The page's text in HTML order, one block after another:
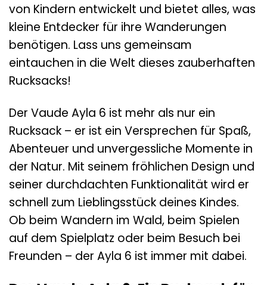
von Kindern entwickelt und bietet alles, was
kleine Entdecker für ihre Wanderungen
benötigen. Lass uns gemeinsam
eintauchen in die Welt dieses zauberhaften
Rucksacks!
Der Vaude Ayla 6 ist mehr als nur ein
Rucksack – er ist ein Versprechen für Spaß,
Abenteuer und unvergessliche Momente in
der Natur. Mit seinem fröhlichen Design und
seiner durchdachten Funktionalität wird er
schnell zum Lieblingsstück deines Kindes.
Ob beim Wandern im Wald, beim Spielen
auf dem Spielplatz oder beim Besuch bei
Freunden – der Ayla 6 ist immer mit dabei.